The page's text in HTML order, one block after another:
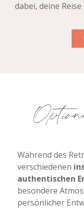
dabei, deine
Während des
verschiedenen
authentischen
besondere
persönlicher